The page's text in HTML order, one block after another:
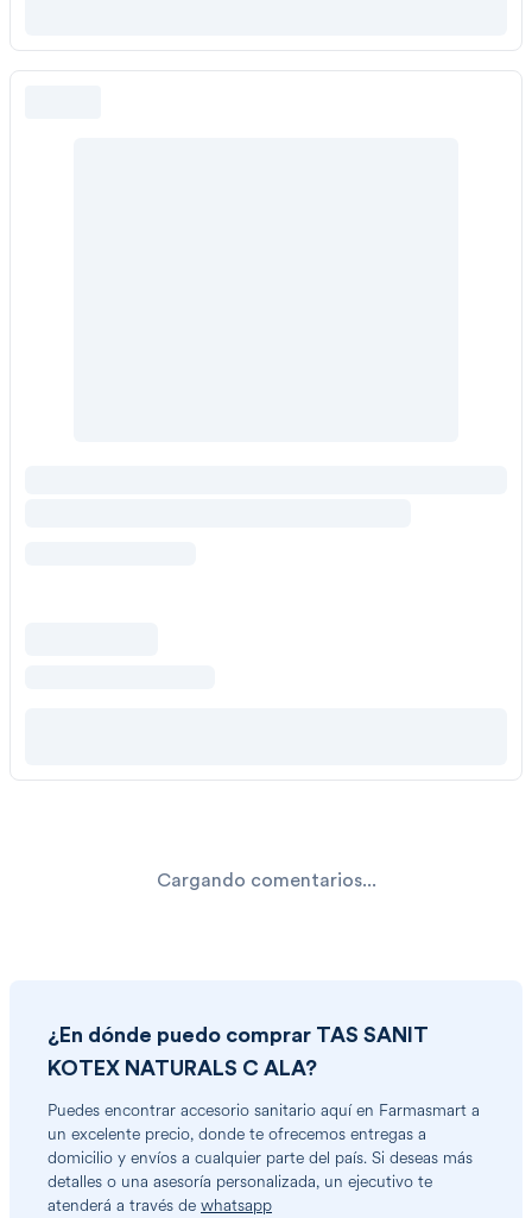
Cargando comentarios...
¿En dónde puedo comprar TAS SANIT
KOTEX NATURALS C ALA?
Puedes encontrar accesorio sanitario aquí en Farmasmart a
un excelente precio, donde te ofrecemos entregas a
domicilio y envíos a cualquier parte del país. Si deseas más
detalles o una asesoría personalizada, un ejecutivo te
atenderá a través de whatsapp